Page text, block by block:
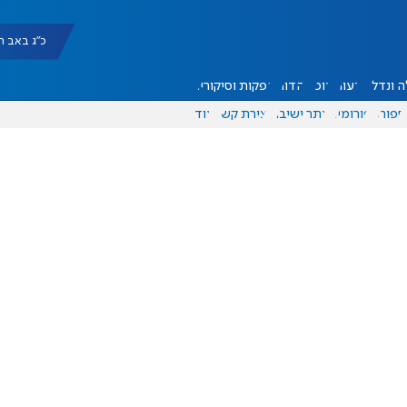
כ"ג באב תשפ"ו
ונדל"ן דעות אוכל יהדות הפקות וסיקורים
ספורט פורומים אתר ישיבה יצירת קשר עוד